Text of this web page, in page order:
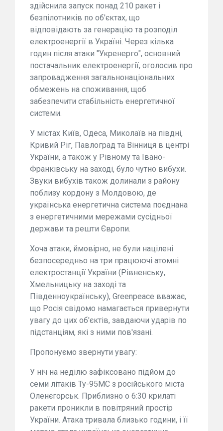
здійснила запуск понад 210 ракет і
безпілотників по об'єктах, що
відповідають за генерацію та розподіл
електроенергії в Україні. Через кілька
годин після атаки "Укренерго", основний
постачальник електроенергії, оголосив про
запровадження загальнонаціональних
обмежень на споживання, щоб
забезпечити стабільність енергетичної
системи.
У містах Київ, Одеса, Миколаїв на півдні,
Кривий Ріг, Павлоград та Вінниця в центрі
України, а також у Рівному та Івано-
Франківську на заході, було чутно вибухи.
Звуки вибухів також долинали з району
поблизу кордону з Молдовою, де
українська енергетична система поєднана
з енергетичними мережами сусідньої
держави та решти Європи.
Хоча атаки, ймовірно, не були націлені
безпосередньо на три працюючі атомні
електростанції України (Рівненську,
Хмельницьку на заході та
Південноукраїнську), Greenpeace вважає,
що Росія свідомо намагається привернути
увагу до цих об'єктів, завдаючи ударів по
підстанціям, які з ними пов'язані.
Пропонуємо звернути увагу:
У ніч на неділю зафіксовано підйом до
семи літаків Ту-95МС з російського міста
Оленєгорськ. Приблизно о 6:30 крилаті
ракети проникли в повітряний простір
України. Атака тривала близько години, і її